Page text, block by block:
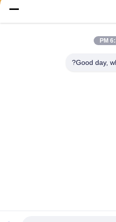
Shenzhen FUYANG
Good day,